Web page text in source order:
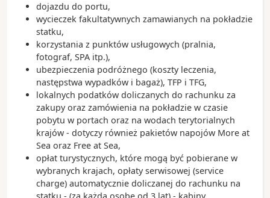
dojazdu do portu,
wycieczek fakultatywnych zamawianych na pokładzie
statku,
korzystania z punktów usługowych (pralnia,
fotograf, SPA itp.),
ubezpieczenia podróżnego (koszty leczenia,
następstwa wypadków i bagaż), TFP i TFG,
lokalnych podatków doliczanych do rachunku za
zakupy oraz zamówienia na pokładzie w czasie
pobytu w portach oraz na wodach terytorialnych
krajów - dotyczy również pakietów napojów More at
Sea oraz Free at Sea,
opłat turystycznych, które mogą być pobierane w
wybranych krajach, opłaty serwisowej (service
charge) automatycznie doliczanej do rachunku na